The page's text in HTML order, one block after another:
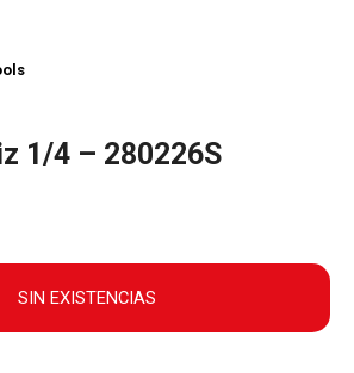
1/4 – 280226S
SIN EXISTENCIAS